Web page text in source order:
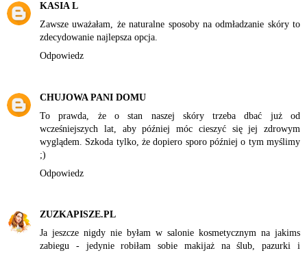
KASIA L
Zawsze uważałam, że naturalne sposoby na odmładzanie skóry to
zdecydowanie najlepsza opcja.
Odpowiedz
CHUJOWA PANI DOMU
To prawda, że o stan naszej skóry trzeba dbać już od
wcześniejszych lat, aby później móc cieszyć się jej zdrowym
wyglądem. Szkoda tylko, że dopiero sporo później o tym myślimy
;)
Odpowiedz
ZUZKAPISZE.PL
Ja jeszcze nigdy nie byłam w salonie kosmetycznym na jakims
zabiegu - jedynie robiłam sobie makijaż na ślub, pazurki i